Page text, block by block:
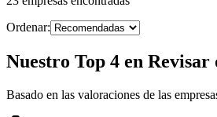
Ordenar:
Nuestro Top 4 en
Basado en las valoraciones de las